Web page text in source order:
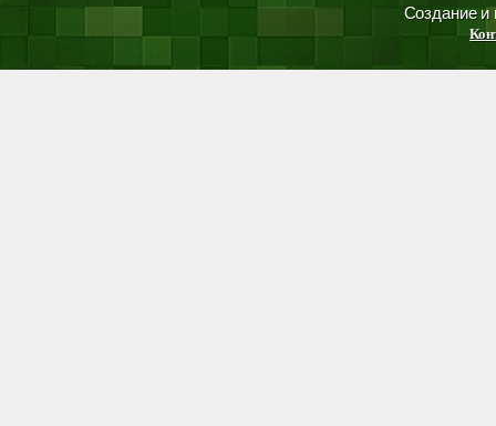
Создание и